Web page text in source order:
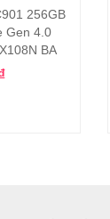
giỏ hàng
256GB
Gen 4.0
BA